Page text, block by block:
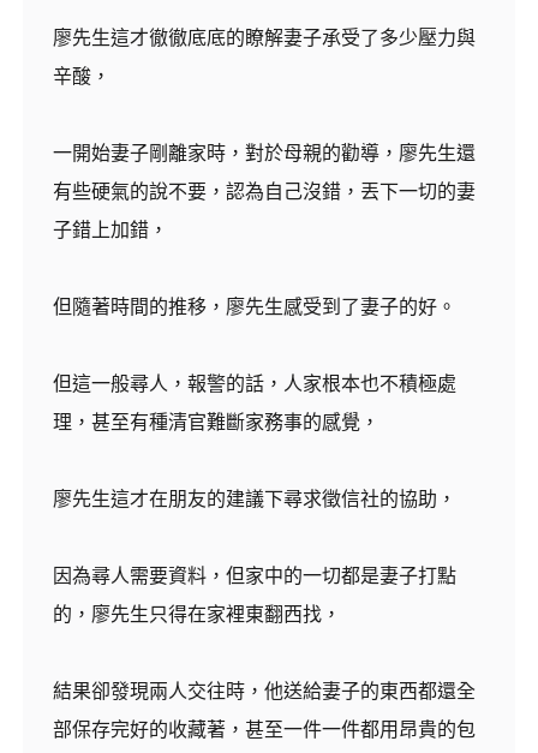
廖先生這才徹徹底底的瞭解妻子承受了多少壓力與
辛酸，
一開始妻子剛離家時，對於母親的勸導，廖先生還
有些硬氣的說不要，認為自己沒錯，丟下一切的妻
子錯上加錯，
但隨著時間的推移，廖先生感受到了妻子的好。
但這一般尋人，報警的話，人家根本也不積極處
理，甚至有種清官難斷家務事的感覺，
廖先生這才在朋友的建議下尋求徵信社的協助，
因為尋人需要資料，但家中的一切都是妻子打點
的，廖先生只得在家裡東翻西找，
結果卻發現兩人交往時，他送給妻子的東西都還全
部保存完好的收藏著，甚至一件一件都用昂貴的包